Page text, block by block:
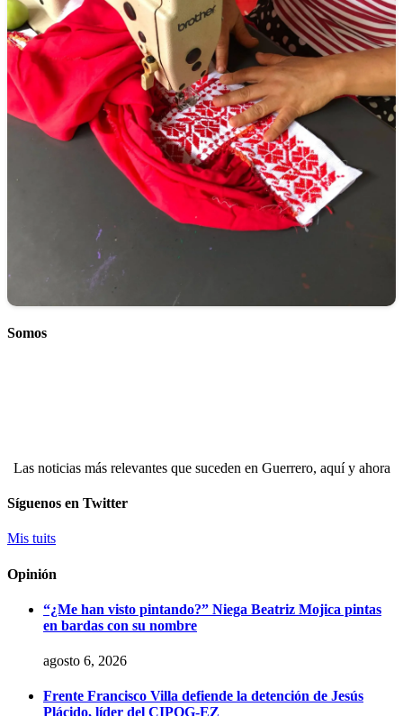
Somos
Las noticias más relevantes que suceden en Guerrero, aquí y ahora
Síguenos en Twitter
Mis tuits
Opinión
“¿Me han visto pintando?” Niega Beatriz Mojica pintas
en bardas con su nombre
agosto 6, 2026
Frente Francisco Villa defiende la detención de Jesús
Plácido, líder del CIPOG-EZ